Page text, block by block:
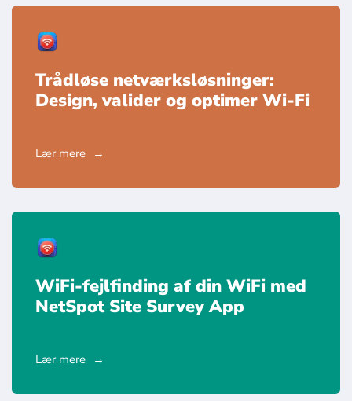
Trådløse netværksløsninger:
Design, valider og optimer Wi-Fi
Lær mere
WiFi-fejlfinding af din WiFi med
NetSpot Site Survey App
Lær mere